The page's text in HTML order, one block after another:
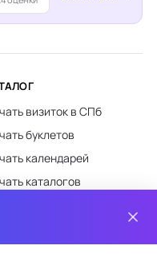
визиток в СПб
буклетов
календарей
каталогов